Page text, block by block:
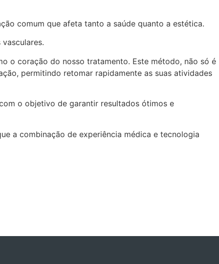
comum que afeta tanto a saúde quanto a estética.
o coração do nosso tratamento. Este método, não só é
permitindo retomar rapidamente as suas atividades
o objetivo de garantir resultados ótimos e
a combinação de experiência médica e tecnologia